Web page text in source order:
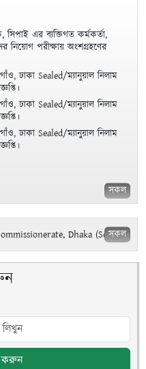
এর ব্যক্তিগত কর্মকর্তা,
নিয়োগ পরীক্ষায় অংশগ্রহণের
ঢাকা Sealed/ম্যানুয়াল নিলাম
ঢাকা Sealed/ম্যানুয়াল নিলাম
ঢাকা Sealed/ম্যানুয়াল নিলাম
সকল
Dhaka (South)
সকল
করুন